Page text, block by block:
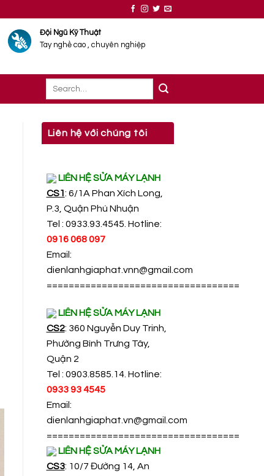
Đội Ngũ Kỹ Thuật
Tay nghề cao , chuyên nghiệp
Liên hệ với chúng tôi
LIÊN HỆ SỬA MÁY LẠNH
CS1: 6/1A Phan Xích Long,
P.3, Quận Phú Nhuận
Tel : 0933.93.4545. Hotline:
0916 068 097
Email:
dienlanhgiaphat.vnn@gmail.com
===================================
LIÊN HỆ SỬA MÁY LẠNH
CS2: 360 Nguyễn Duy Trinh,
Phường Bình Trưng Tây,
Quận 2
Tel : 0903.8585.14. Hotline:
0933 93 4545
Email:
dienlanhgiaphat.vn@gmail.com
===================================
LIÊN HỆ SỬA MÁY LẠNH
CS3: 10/7 Đường 14, An